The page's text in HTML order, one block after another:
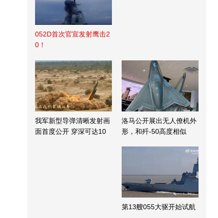
052D首次官宣发射鹰击2
0！
我军新型导弹清晰发射画
面首度公开 穿深可达10
洛马公开展出无人僚机外
形，和歼-50高度相似
第13艘055大驱开始试航